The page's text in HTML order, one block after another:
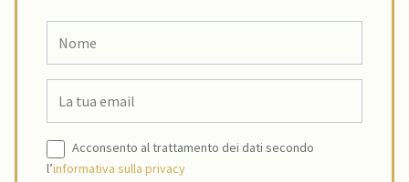
Acconsento al trattamento dei dati secondo
l’informativa sulla privacy